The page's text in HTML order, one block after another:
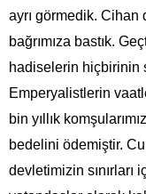
ayrı görmedik. Cihan
bağrımıza bastık.
hadiselerin hiçbirinin
Emperyalistlerin
bin yıllık
bedelini ödemiştir.
devletimizin sınırları